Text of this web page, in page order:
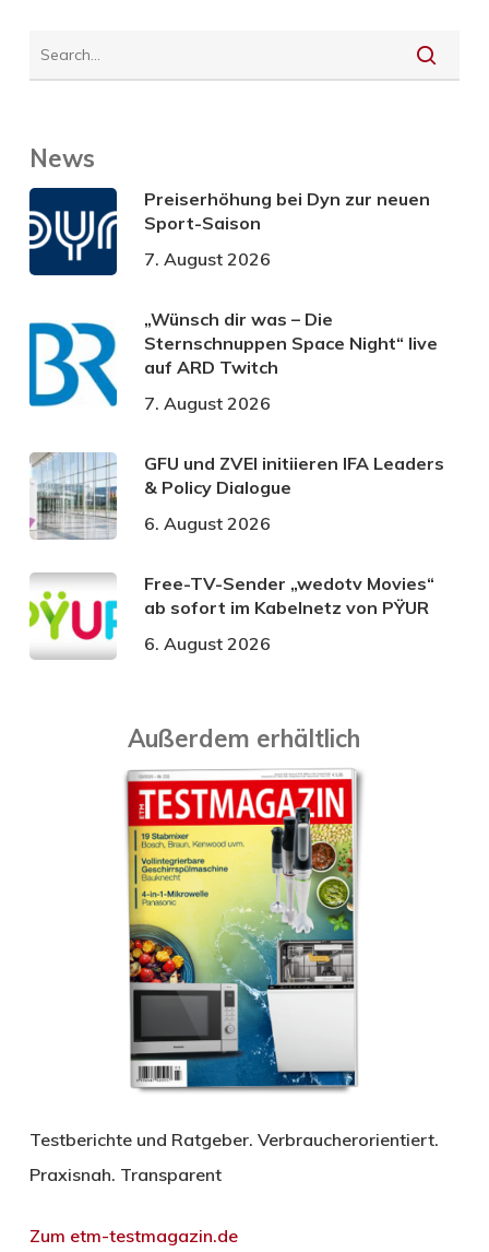
News
Preiserhöhung bei Dyn zur neuen
Sport-Saison
7. August 2026
„Wünsch dir was – Die
Sternschnuppen Space Night“ live
auf ARD Twitch
7. August 2026
GFU und ZVEI initiieren IFA Leaders
& Policy Dialogue
6. August 2026
Free-TV-Sender „wedotv Movies“
ab sofort im Kabelnetz von PŸUR
6. August 2026
Außerdem erhältlich
Testberichte und Ratgeber. Verbraucherorientiert.
Praxisnah. Transparent
Zum etm-testmagazin.de